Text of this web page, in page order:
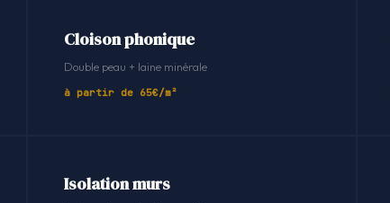
Cloison phonique
Double peau + laine minérale
à partir de 65€/m²
Isolation murs